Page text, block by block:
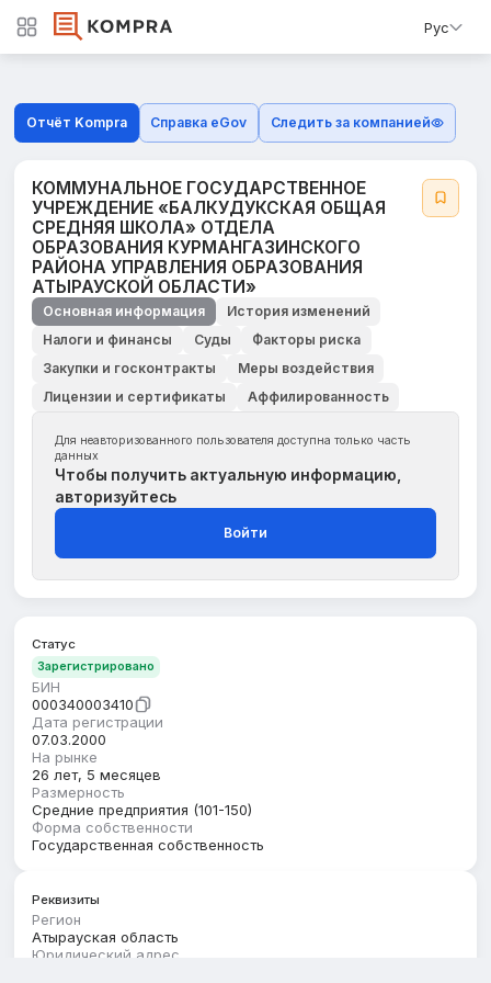
Рус
Отчёт Kompra Справка eGov Следить за компанией
КОММУНАЛЬНОЕ ГОСУДАРСТВЕННОЕ
УЧРЕЖДЕНИЕ «БАЛКУДУКСКАЯ ОБЩАЯ
СРЕДНЯЯ ШКОЛА» ОТДЕЛА
ОБРАЗОВАНИЯ КУРМАНГАЗИНСКОГО
РАЙОНА УПРАВЛЕНИЯ ОБРАЗОВАНИЯ
АТЫРАУСКОЙ ОБЛАСТИ»
Основная информация
История изменений
Налоги и финансы
Суды
Факторы риска
Закупки и госконтракты
Меры воздействия
Лицензии и сертификаты
Аффилированность
Для неавторизованного пользователя доступна только часть
данных
Чтобы получить актуальную информацию,
авторизуйтесь
Войти
Статус
Зарегистрировано
БИН
000340003410
Дата регистрации
07.03.2000
На рынке
26 лет, 5 месяцев
Размерность
Средние предприятия (101-150)
Форма собственности
Государственная собственность
Реквизиты
Регион
Атырауская область
Юридический адрес